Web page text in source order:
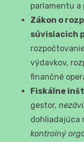
parlamentu a
Zákon o
súvisiacich
výdavkov,
finančné
Fiskálne
gestor,
dohliadajúca
kontrolný